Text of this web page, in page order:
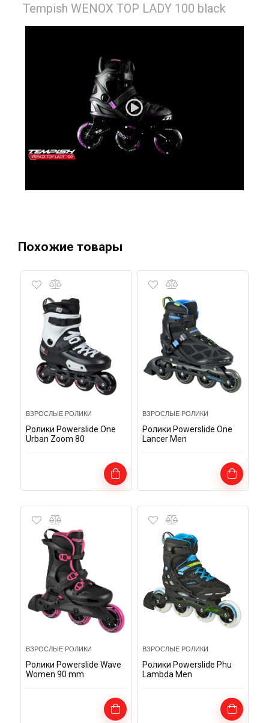
Tempish WENOX TOP LADY 100 black
Похожие товары
ВЗРОСЛЫЕ РОЛИКИ
Ролики Powerslide One
Urban Zoom 80
ВЗРОСЛЫЕ РОЛИКИ
Ролики Powerslide One
Lancer Men
ВЗРОСЛЫЕ РОЛИКИ
Ролики Powerslide Wave
Women 90 mm
ВЗРОСЛЫЕ РОЛИКИ
Ролики Powerslide Phu
Lambda Men